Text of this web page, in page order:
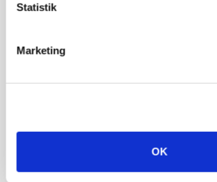
Statistik
Marketing
OK
Trainee placement Ringkøbing